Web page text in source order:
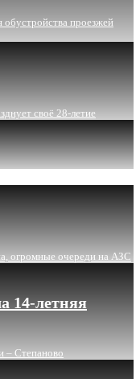
обустройства проезжей
своё 28-летие
огромные очереди на АЗС
14-летняя
– Степаново